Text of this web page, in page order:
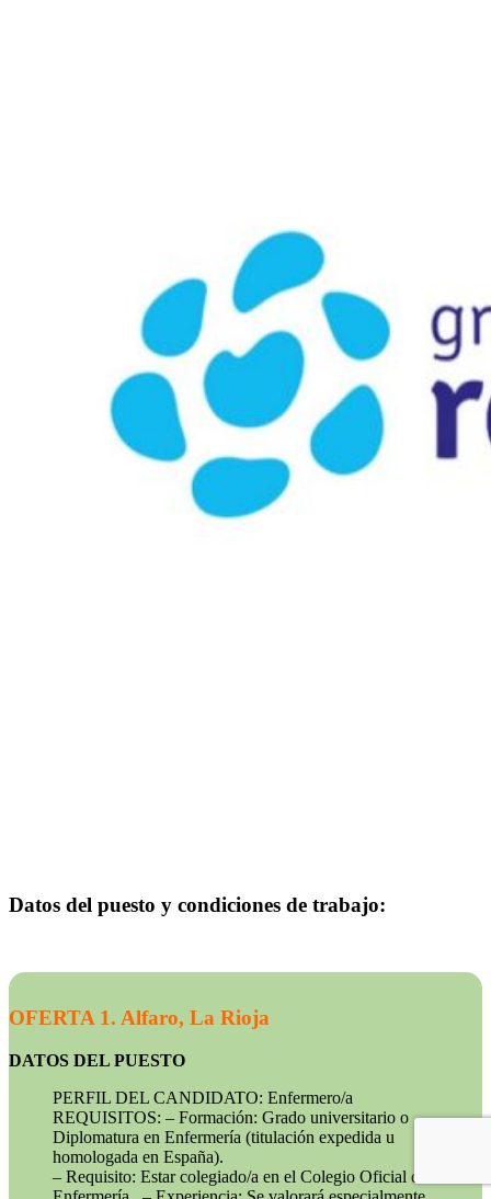
Datos del puesto y condiciones de trabajo:
OFERTA 1. Alfaro, La Rioja
DATOS DEL PUESTO
PERFIL DEL CANDIDATO: Enfermero/a
REQUISITOS: – Formación: Grado universitario o
Diplomatura en Enfermería (titulación expedida u
homologada en España).
– Requisito: Estar colegiado/a en el Colegio Oficial de